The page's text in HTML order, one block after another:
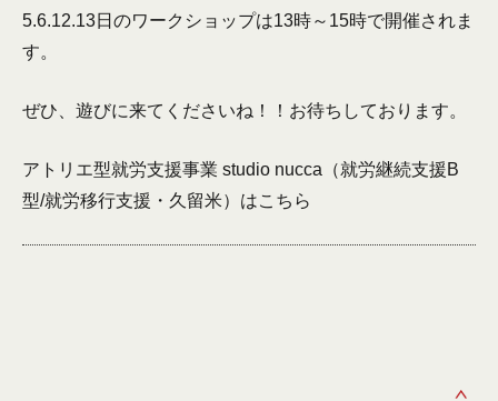
5.6.12.13日のワークショップは13時～15時で開催されま
す。
ぜひ、遊びに来てくださいね！！お待ちしております。
アトリエ型就労支援事業 studio nucca（就労継続支援B
型/就労移行支援・久留米）はこちら